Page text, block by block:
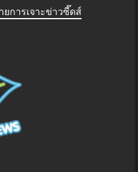
ยการเจาะข่าวซี๊ดส์